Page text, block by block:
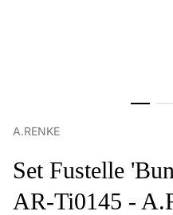
A.RENKE
Set Fustelle
AR-Ti0145 -